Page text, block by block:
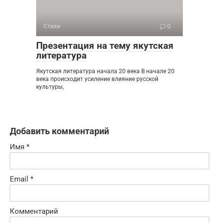
Стихи 0
Презентация на тему якутская
литература
Якутская литература начала 20 века В начале 20
века происходит усиление влияние русской
культуры,
Добавить комментарий
Имя *
Email *
Комментарий